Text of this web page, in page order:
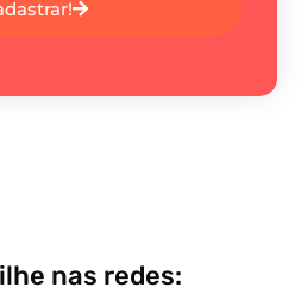
nas redes: